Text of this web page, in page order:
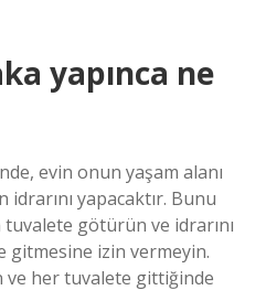
yapınca ne
evin onun yaşam alanı
yapacaktır. Bunu
tuvalete götürün ve idrarını
gitmesine izin vermeyin.
her tuvalete gittiğinde